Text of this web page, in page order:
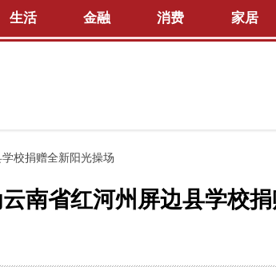
生活 金融 消费 家居
校捐赠全新阳光操场
南省红河州屏边县学校